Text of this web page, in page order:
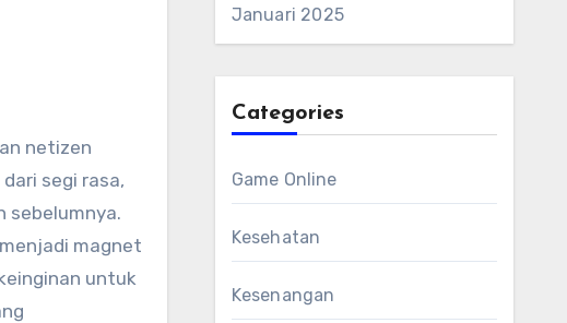
netizen
segi rasa,
sebelumnya.
magnet
untuk
Januari 2025
Categories
Game Online
Kesehatan
Kesenangan